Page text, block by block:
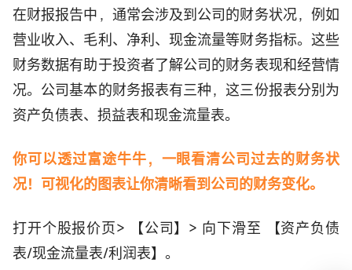
在财报报告中，通常会涉及到公司的财务状况，例如
营业收入、毛利、净利、现金流量等财务指标。这些
财务数据有助于投资者了解公司的财务表现和经营情
况。公司基本的财务报表有三种，这三份报表分别为
资产负债表、损益表和现金流量表。
你可以透过富途牛牛，一眼看清公司过去的财务状
况！可视化的图表让你清晰看到公司的财务变化。
打开个股报价页> 【公司】> 向下滑至 【资产负债
表/现金流量表/利润表】。